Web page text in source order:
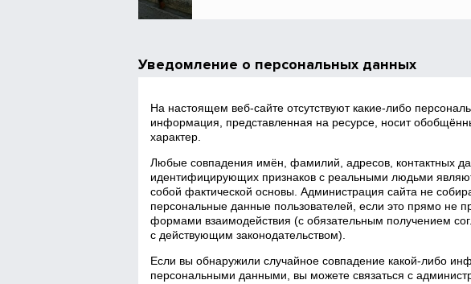
Уведомление о персональных данных
На настоящем веб‑сайте отсутствуют какие‑либо
информация, представленная на ресурсе, носит
характер.
Любые совпадения имён, фамилий, адресов, контактных
идентифицирующих признаков с реальными людьми
собой фактической основы. Администрация сайта не
персональные данные пользователей, если это прямо не
формами взаимодействия (с обязательным получением
с действующим законодательством).
Если вы обнаружили случайное совпадение какой‑либо
персональными данными, вы можете связаться с